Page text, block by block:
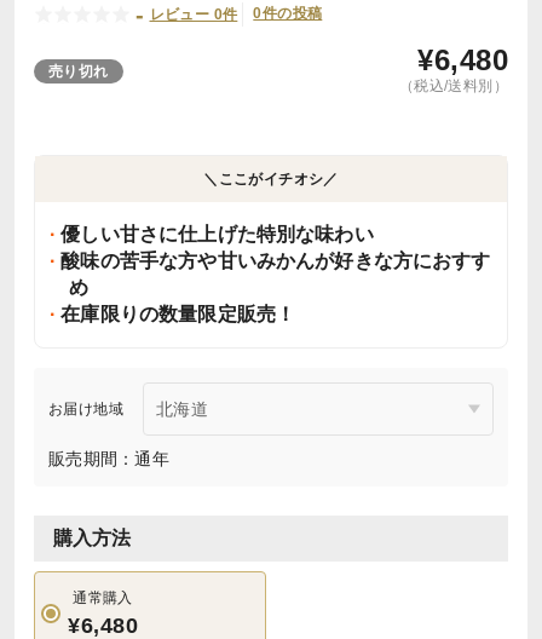
- レビュー 0件 0件の投稿
売り切れ ¥6,480
（税込/送料別）
＼ここがイチオシ／
優しい甘さに仕上げた特別な味わい
酸味の苦手な方や甘いみかんが好きな方におすす
め
在庫限りの数量限定販売！
お届け地域
販売期間：通年
購入方法
通常購入
¥6,480